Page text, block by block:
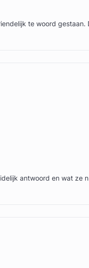
te woord gestaan.
antwoord en wat ze